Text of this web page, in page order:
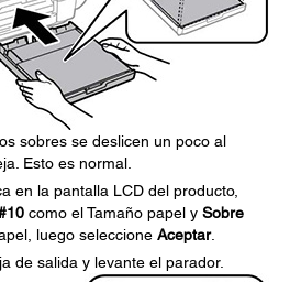
sobres se deslicen un poco al
Esto es normal.
en la pantalla LCD del producto,
como el Tamaño papel y Sobre
luego seleccione Aceptar.
de salida y levante el parador.